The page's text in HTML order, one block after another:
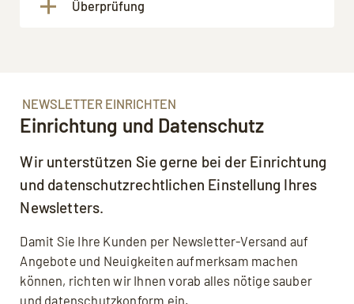
Ladezeiten verlängern kann.
Absätze, Überschriften und Bullets. So
Telefonnummer, E-Mail-Adresse und
Webseite.
Überprüfung
Grammatikfehler überprüfen. So
vermeiden Sie peinliche Fehler und
NEWSLETTER EINRICHTEN
Einrichtung und Datenschutz
Wir unterstützen Sie gerne bei der Einrichtung
und datenschutzrechtlichen Einstellung Ihres
Newsletters.
Damit Sie Ihre Kunden per Newsletter-Versand auf
Angebote und Neuigkeiten aufmerksam machen
können, richten wir Ihnen vorab alles nötige sauber
und datenschutzkonform ein.